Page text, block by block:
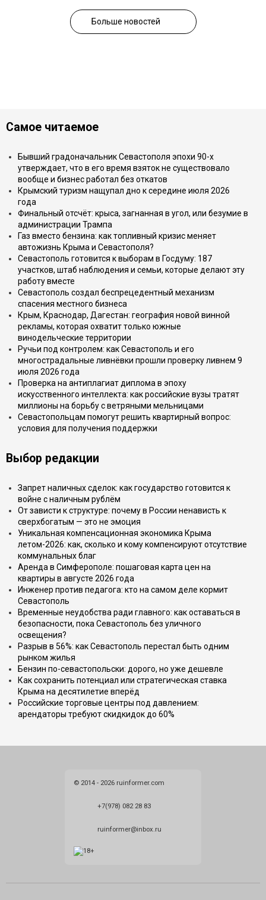
Больше новостей
Самое читаемое
Бывший градоначальник Севастополя эпохи 90-х
утверждает, что в его время взяток не существовало
вообще и бизнес работал без откатов
Крымский туризм нащупал дно к середине июля 2026
года
Финальный отсчёт: крыса, загнанная в угол, или безумие в
администрации Трампа
Газ вместо бензина: как топливный кризис меняет
автожизнь Крыма и Севастополя?
Севастополь готовится к выборам в Госдуму: 187
участков, штаб наблюдения и семьи, которые делают эту
работу вместе
Севастополь создал беспрецедентный механизм
спасения местного бизнеса
Крым, Краснодар, Дагестан: география новой винной
рекламы, которая охватит только южные
винодельческие территории
Ручьи под контролем: как Севастополь и его
многострадальные ливнёвки прошли проверку ливнем 9
июля 2026 года
Проверка на антиплагиат диплома в эпоху
искусственного интеллекта: как российские вузы тратят
миллионы на борьбу с ветряными мельницами
Севастопольцам помогут решить квартирный вопрос:
условия для получения поддержки
Выбор редакции
Запрет наличных сделок: как государство готовится к
войне с наличным рублём
От зависти к структуре: почему в России ненависть к
сверхбогатым — это не эмоция
Уникальная компенсационная экономика Крыма
летом-2026: как, сколько и кому компенсируют отсутствие
коммунальных благ
Аренда в Симферополе: пошаговая карта цен на
квартиры в августе 2026 года
Инженер против педагога: кто на самом деле кормит
Севастополь
Временные неудобства ради главного: как оставаться в
безопасности, пока Севастополь без уличного
освещения?
Разрыв в 56%: как Севастополь перестал быть одним
рынком жилья
Бензин по-севастопольски: дорого, но уже дешевле
Как сохранить потенциал или стратегическая ставка
Крыма на десятилетие вперёд
Российские торговые центры под давлением:
арендаторы требуют скидкидок до 60%
© 2014 - 2026 ruinformer.com
+7(978) 082 28 83
ruinformer@inbox.ru